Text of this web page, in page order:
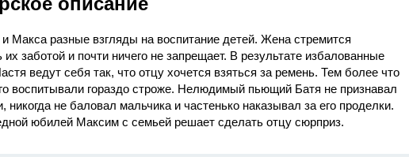
Макса разные взгляды на воспитание детей. Жена стремится
их заботой и почти ничего не запрещает. В результате избалованные
ведут себя так, что отцу хочется взяться за ремень. Тем более что
воспитывали гораздо строже. Нелюдимый пьющий Батя не признавал
никогда не баловал мальчика и частенько наказывал за его проделки.
юбилей Максим с семьей решает сделать отцу сюрприз.